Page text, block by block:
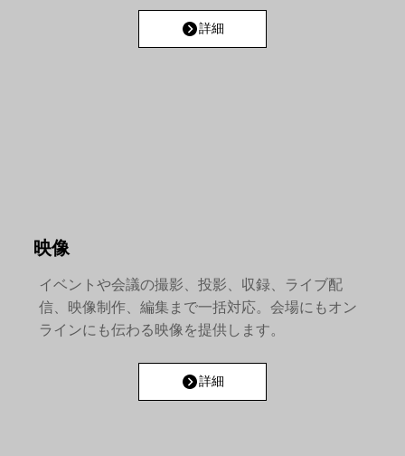
詳細
映像
イベントや会議の撮影、投影、収録、ライブ配
信、映像制作、編集まで一括対応。会場にもオン
ラインにも伝わる映像を提供します。
詳細